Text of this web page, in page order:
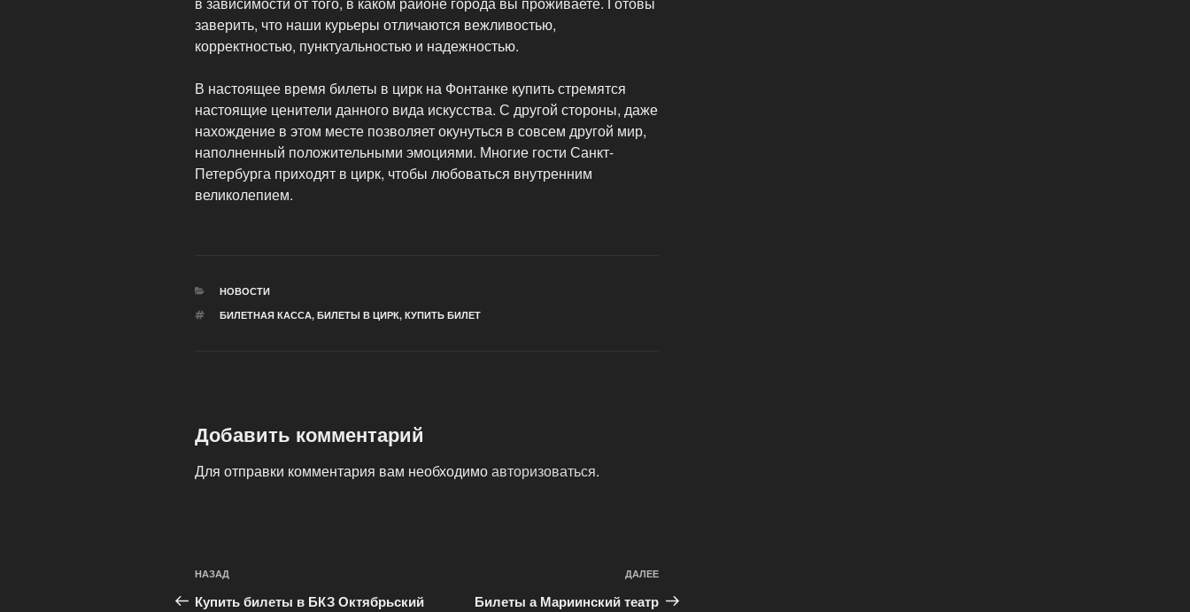
заверить, что наши курьеры отличаются вежливостью,
корректностью, пунктуальностью и надежностью.
В настоящее время билеты в цирк на Фонтанке купить стремятся
настоящие ценители данного вида искусства. С другой стороны, даже
нахождение в этом месте позволяет окунуться в совсем другой мир,
наполненный положительными эмоциями. Многие гости Санкт-
Петербурга приходят в цирк, чтобы любоваться внутренним
великолепием.
РУБРИКИ
НОВОСТИ
МЕТКИ
БИЛЕТНАЯ КАССА, БИЛЕТЫ В ЦИРК, КУПИТЬ БИЛЕТ
Добавить комментарий
Для отправки комментария вам необходимоавторизоваться.
Навигация
по
Предыдущая
запись:
НАЗАД
Купить билеты в БКЗ Октябрьский
запись
ДАЛЕЕ
Билеты а Мариинский театр